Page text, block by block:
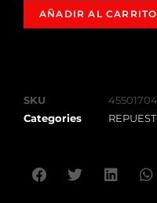
AÑADIR AL CARRITO
SKU
Categories